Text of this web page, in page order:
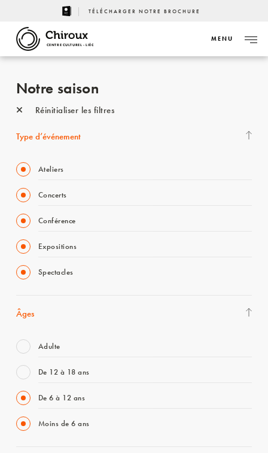
TÉLÉCHARGER NOTRE BROCHURE
CENTRE CULTUREL - LIÈGE
MENU
Notre saison
Réinitialiser les filtres
Type d’événement
Ateliers
Concerts
Conférence
Expositions
Spectacles
Âges
Adulte
De 12 à 18 ans
De 6 à 12 ans
Moins de 6 ans